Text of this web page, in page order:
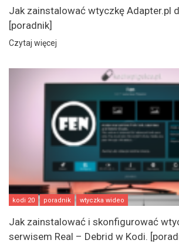
Jak zainstalować wtyczkę Adapter.pl
[poradnik]
Czytaj więcej
kodi 20 poradnik wtyczka wideo
Jak zainstalować i skonfigurować
serwisem Real – Debrid w Kodi.